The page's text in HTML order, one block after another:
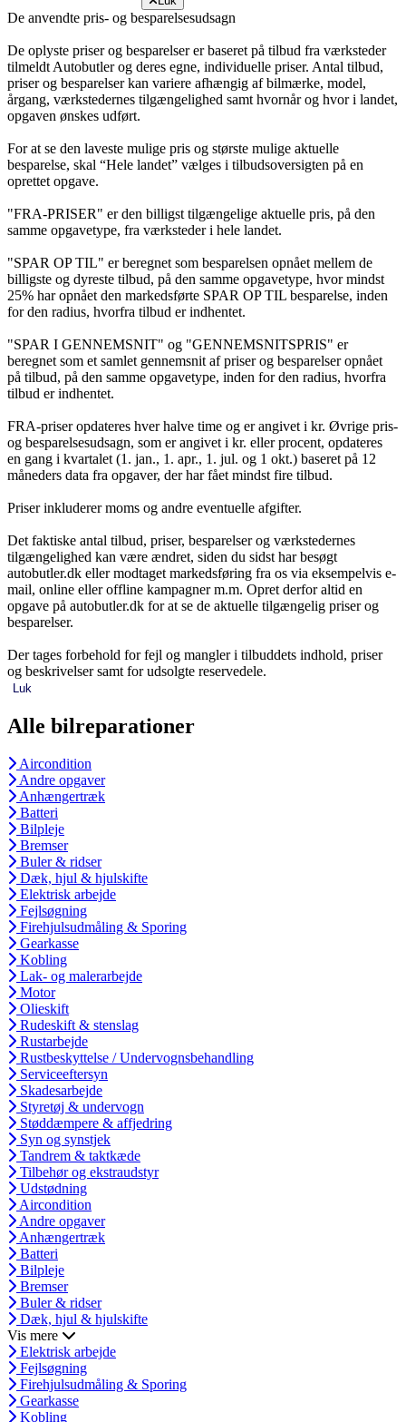
De anvendte pris- og besparelsesudsagn
De oplyste priser og besparelser er baseret på tilbud fra værksteder
tilmeldt Autobutler og deres egne, individuelle priser. Antal tilbud,
priser og besparelser kan variere afhængig af bilmærke, model,
årgang, værkstedernes tilgængelighed samt hvornår og hvor i landet,
opgaven ønskes udført.
For at se den laveste mulige pris og største mulige aktuelle
besparelse, skal “Hele landet” vælges i tilbudsoversigten på en
oprettet opgave.
"FRA-PRISER" er den billigst tilgængelige aktuelle pris, på den
samme opgavetype, fra værksteder i hele landet.
"SPAR OP TIL" er beregnet som besparelsen opnået mellem de
billigste og dyreste tilbud, på den samme opgavetype, hvor mindst
25% har opnået den markedsførte SPAR OP TIL besparelse, inden
for den radius, hvorfra tilbud er indhentet.
"SPAR I GENNEMSNIT" og "GENNEMSNITSPRIS" er
beregnet som et samlet gennemsnit af priser og besparelser opnået
på tilbud, på den samme opgavetype, inden for den radius, hvorfra
tilbud er indhentet.
FRA-priser opdateres hver halve time og er angivet i kr. Øvrige pris-
og besparelsesudsagn, som er angivet i kr. eller procent, opdateres
en gang i kvartalet (1. jan., 1. apr., 1. jul. og 1 okt.) baseret på 12
måneders data fra opgaver, der har fået mindst fire tilbud.
Priser inkluderer moms og andre eventuelle afgifter.
Det faktiske antal tilbud, priser, besparelser og værkstedernes
tilgængelighed kan være ændret, siden du sidst har besøgt
autobutler.dk eller modtaget markedsføring fra os via eksempelvis e-
mail, online eller offline kampagner m.m. Opret derfor altid en
opgave på autobutler.dk for at se de aktuelle tilgængelig priser og
besparelser.
Der tages forbehold for fejl og mangler i tilbuddets indhold, priser
og beskrivelser samt for udsolgte reservedele.
Luk
Alle bilreparationer
Aircondition
Andre opgaver
Anhængertræk
Batteri
Bilpleje
Bremser
Buler & ridser
Dæk, hjul & hjulskifte
Elektrisk arbejde
Fejlsøgning
Firehjulsudmåling & Sporing
Gearkasse
Kobling
Lak- og malerarbejde
Motor
Olieskift
Rudeskift & stenslag
Rustarbejde
Rustbeskyttelse / Undervognsbehandling
Serviceeftersyn
Skadesarbejde
Styretøj & undervogn
Støddæmpere & affjedring
Syn og synstjek
Tandrem & taktkæde
Tilbehør og ekstraudstyr
Udstødning
Aircondition
Andre opgaver
Anhængertræk
Batteri
Bilpleje
Bremser
Buler & ridser
Dæk, hjul & hjulskifte
Vis mere
Elektrisk arbejde
Fejlsøgning
Firehjulsudmåling & Sporing
Gearkasse
Kobling